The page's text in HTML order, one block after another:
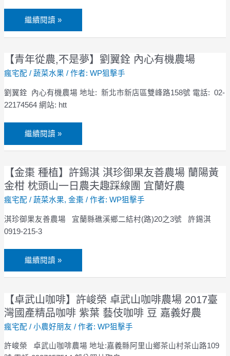
培
宜
好
農
吃
硬
繼續閱讀 »
【青年從農,不是夢】劉翼銓 內心有機農場
瘋宅配 / 蔬菜水果 / 作者: WP狙擊手
劉翼銓 內心有機農場 地址: 新北市新店區雙峰路158號 電話: 02-
22174564 網站: htt
【青
年
農,
不
夢】
劉
銓
內
有
機
農
繼續閱讀 »
【金棗 種植】許錫淇 淇珍御果友善農場 蘭陽黃
金柑 枕頭山一日農夫趣踩線團 宜蘭好農
瘋宅配 / 蔬菜水果, 金棗 / 作者: WP狙擊手
淇珍御果友善農場 宜蘭縣礁溪鄉二結村(路)20之3號 許錫淇
0919-215-3
【金
棗
種
許
錫
淇
珍
果
友
善
農
場
繼續閱讀 »
【卓武山咖啡】許峻榮 卓武山咖啡農場 2017臺
灣國產精品咖啡 紫葉 藝伎咖啡 豆 嘉義好農
瘋宅配 / 小農好朋友 / 作者: WP狙擊手
許峻榮 卓武山咖啡農場 地址:嘉義縣阿里山鄉茶山村茶山路109
【卓
武
山
啡】